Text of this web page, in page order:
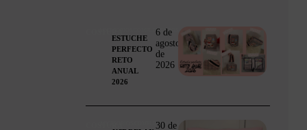
ACCESORIOS/COMPLEMENTOS
ESTUCHE
PERFECTO
RETO
ANUAL
2026
6 de
agosto
de
2026
ACCESORIOS/COMPLEMENTOS
30 de